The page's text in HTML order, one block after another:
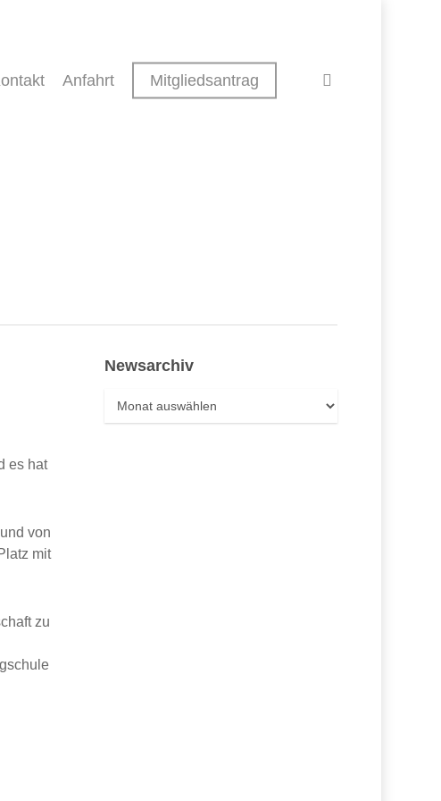
Anfahrt Mitgliedsantrag
es hat
von
mit
zu
Newsarchiv
Newsarchiv